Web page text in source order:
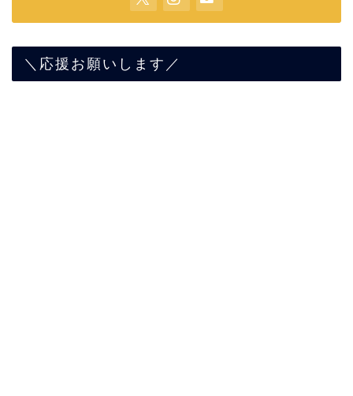
＼応援お願いします／